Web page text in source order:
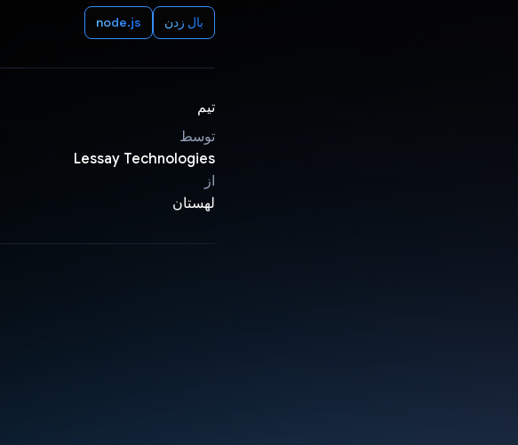
بال زدن node.js
تیم
توسط
Lessay Technologies
از
لهستان